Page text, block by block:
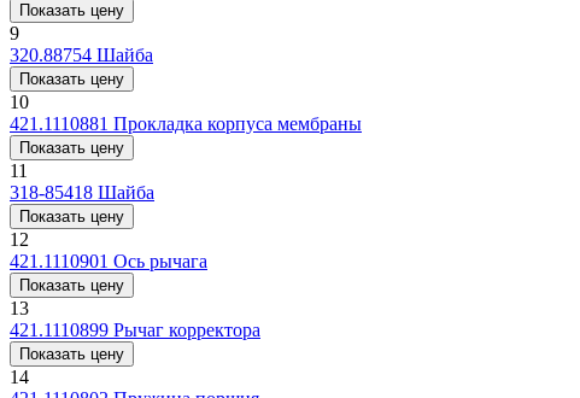
Показать цену
9
320.88754 Шайба
Показать цену
10
421.1110881 Прокладка корпуса мембраны
Показать цену
11
318-85418 Шайба
Показать цену
12
421.1110901 Ось рычага
Показать цену
13
421.1110899 Рычаг корректора
Показать цену
14